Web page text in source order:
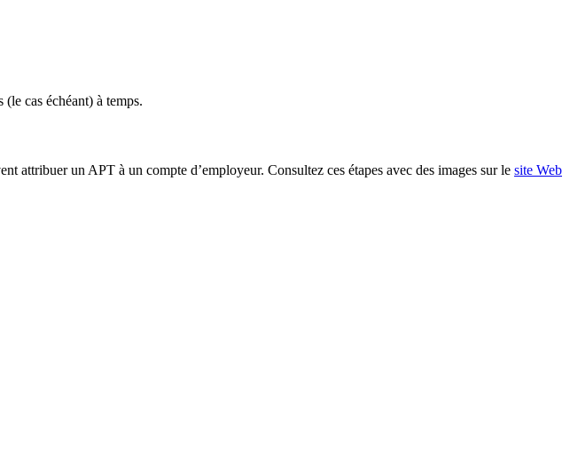
cas échéant) à temps.
attribuer un APT à un compte d’employeur. Consultez ces étapes avec des images sur le site Web